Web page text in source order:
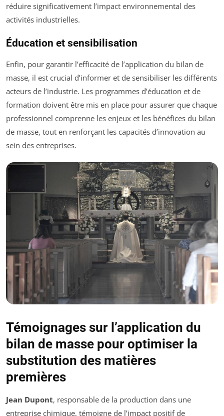
réduire significativement l’impact environnemental des
activités industrielles.
Éducation et sensibilisation
Enfin, pour garantir l’efficacité de l’application du bilan de
masse, il est crucial d’informer et de sensibiliser les différents
acteurs de l’industrie. Les programmes d’éducation et de
formation doivent être mis en place pour assurer que chaque
professionnel comprenne les enjeux et les bénéfices du bilan
de masse, tout en renforçant les capacités d’innovation au
sein des entreprises.
Témoignages sur l’application du
bilan de masse pour optimiser la
substitution des matières
premières
Jean Dupont, responsable de la production dans une
entreprise chimique, témoigne de l’impact positif de